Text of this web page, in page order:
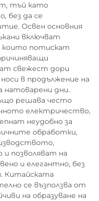
тъй като
без да се
Освен основния
включват
които потискат
свежест дори
в продължение на
натоварени дни.
решава често
електричество,
неудобно за
обработки,
позволяват на
и елегантно, без
Китайската
се възползва от
на образуване на